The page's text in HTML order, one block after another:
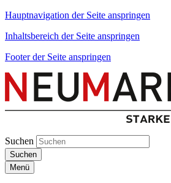
Hauptnavigation der Seite anspringen
Inhaltsbereich der Seite anspringen
Footer der Seite anspringen
Suchen
Suchen
Menü